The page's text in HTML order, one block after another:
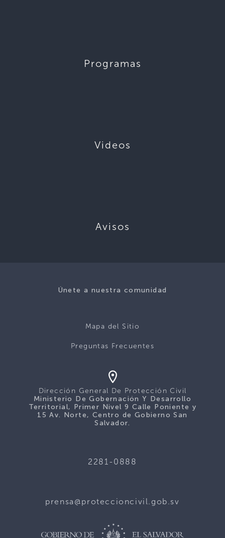
Programas
Videos
Avisos
Únete a nuestra comunidad
Mapa del Sitio
Preguntas Frecuentes
Dirección General De Protección Civil
Ministerio De Gobernación Y Desarrollo
Territorial, Primer Nivel 9 Calle Poniente y
15 Av. Norte, Centro de Gobierno San
Salvador.
2281-0888
prensa@proteccioncivil.gob.sv